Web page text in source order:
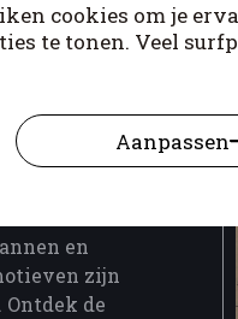
en
zijn
de
cookies om je
te tonen. Veel
Aanpassen